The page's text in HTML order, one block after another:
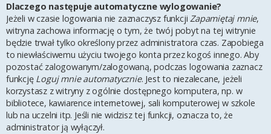
Dlaczego następuje automatyczne wylogowanie?
Jeżeli w czasie logowania nie zaznaczysz funkcjiZapamiętaj mnie,
witryna zachowa informację o tym, że twój pobyt na tej witrynie
będzie trwał tylko określony przez administratora czas. Zapobiega
to niewłaściwemu użyciu twojego konta przez kogoś innego. Aby
pozostać zalogowanym/zalogowaną, podczas logowania zaznacz
funkcję Loguj mnie automatycznie. Jest to niezalecane, jeżeli
korzystasz z witryny z ogólnie dostępnego komputera, np. w
bibliotece, kawiarence internetowej, sali komputerowej w szkole
lub na uczelni itp. Jeśli nie widzisz tej funkcji, oznacza to, że
administrator ją wyłączył.